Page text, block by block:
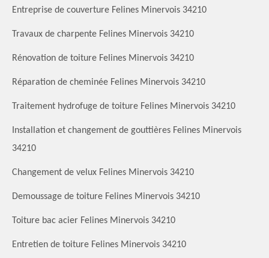
Entreprise de couverture Felines Minervois 34210
Travaux de charpente Felines Minervois 34210
Rénovation de toiture Felines Minervois 34210
Réparation de cheminée Felines Minervois 34210
Traitement hydrofuge de toiture Felines Minervois 34210
Installation et changement de gouttières Felines Minervois
34210
Changement de velux Felines Minervois 34210
Demoussage de toiture Felines Minervois 34210
Toiture bac acier Felines Minervois 34210
Entretien de toiture Felines Minervois 34210